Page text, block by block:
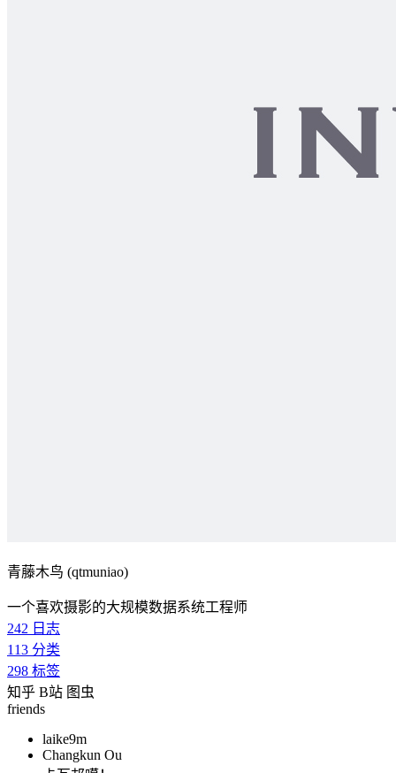
青藤木鸟 (qtmuniao)
一个喜欢摄影的大规模数据系统工程师
242 日志
113 分类
298 标签
知乎 B站 图虫
friends
laike9m
Changkun Ou